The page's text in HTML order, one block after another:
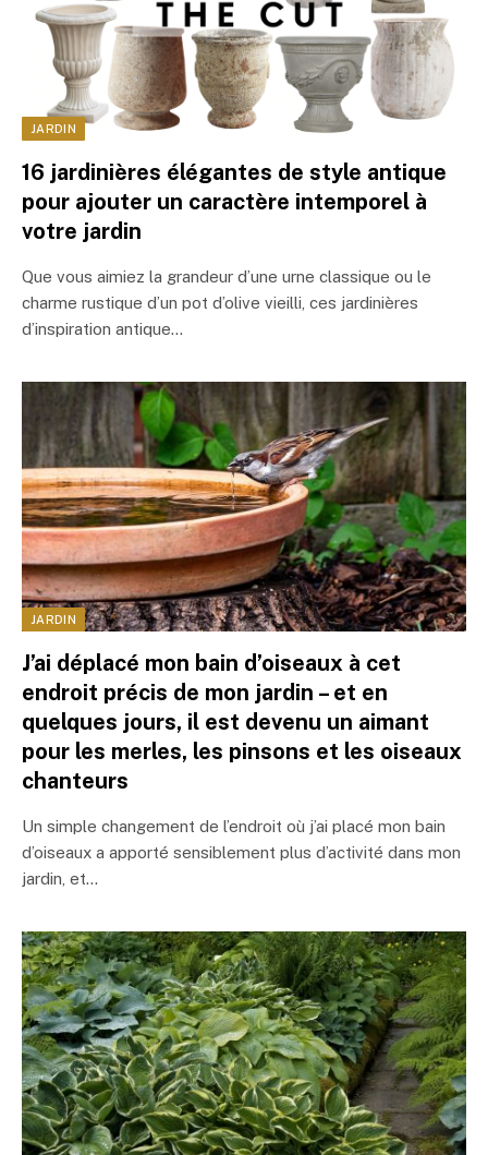
JARDIN
16 jardinières élégantes de style antique
pour ajouter un caractère intemporel à
votre jardin
Que vous aimiez la grandeur d’une urne classique ou le
charme rustique d’un pot d’olive vieilli, ces jardinières
d’inspiration antique…
JARDIN
J’ai déplacé mon bain d’oiseaux à cet
endroit précis de mon jardin – et en
quelques jours, il est devenu un aimant
pour les merles, les pinsons et les oiseaux
chanteurs
Un simple changement de l’endroit où j’ai placé mon bain
d’oiseaux a apporté sensiblement plus d’activité dans mon
jardin, et…